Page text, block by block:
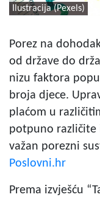
Ilustracija (Pexels)
Porez na
od države do
nizu faktora
broja djece.
plaćom u
potpuno različite
važan porezni
Poslovni.hr
Prema izvješću